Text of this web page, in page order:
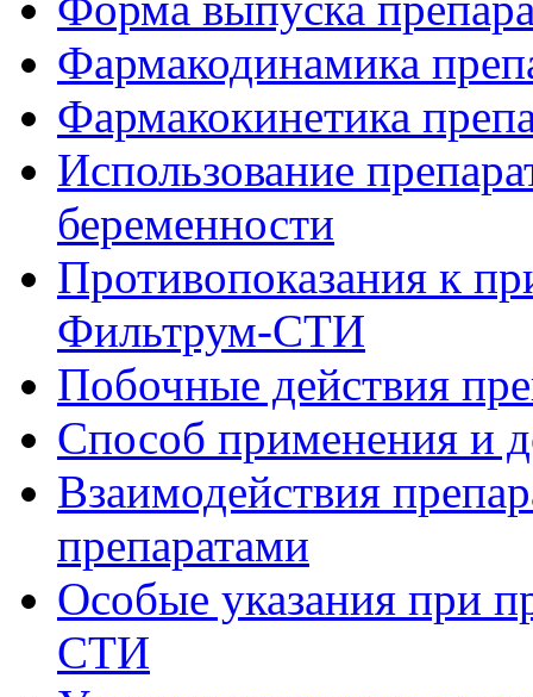
Фармакодинамика
Фармакокинетика
Использование
беременности
Противопоказания к
Фильтрум-СТИ
Побочные действия
Способ применения и
Взаимодействия
препаратами
Особые указания при
СТИ